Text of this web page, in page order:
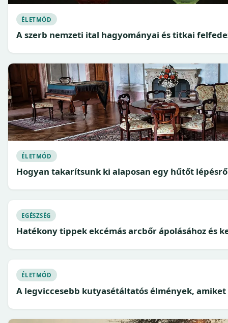
ÉLETMÓD
A szerb nemzeti ital hagyományai és titkai
ÉLETMÓD
Hogyan takarítsunk ki alaposan egy hűtőt
EGÉSZSÉG
Hatékony tippek ekcémás arcbőr ápolásához és
ÉLETMÓD
A legviccesebb kutyasétáltatós élmények,